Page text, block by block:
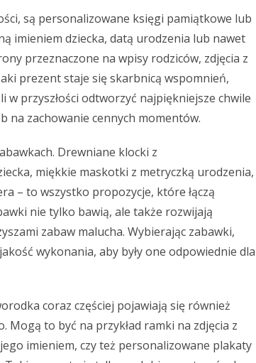
są personalizowane księgi pamiątkowe lub
imieniem dziecka, datą urodzenia lub nawet
przeznaczone na wpisy rodziców, zdjęcia z
prezent staje się skarbnicą wspomnień,
przyszłości odtworzyć najpiękniejsze chwile
na zachowanie cennych momentów.
Drewniane klocki z
miękkie maskotki z metryczką urodzenia,
– to wszystko propozycje, które łączą
nie tylko bawią, ale także rozwijają
zabaw malucha. Wybierając zabawki,
wykonania, aby były one odpowiednie dla
coraz częściej pojawiają się również
to być na przykład ramki na zdjęcia z
imieniem, czy też personalizowane plakaty